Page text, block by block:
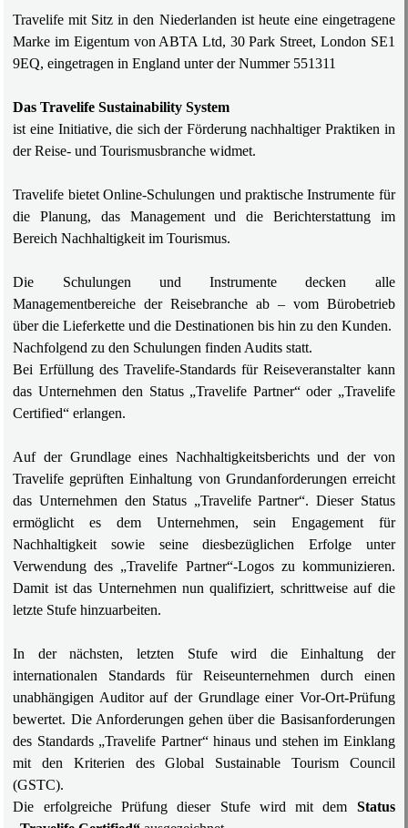
Travelife mit Sitz in den Niederlanden ist heute eine eingetragene
Marke im Eigentum von ABTA Ltd, 30 Park Street, London SE1
9EQ, eingetragen in England unter der Nummer 551311
Das Travelife Sustainability System
ist eine Initiative, die sich der Förderung nachhaltiger Praktiken in
der Reise- und Tourismusbranche widmet.
Travelife bietet Online-Schulungen und praktische Instrumente für
die Planung, das Management und die Berichterstattung im
Bereich Nachhaltigkeit im Tourismus.
Die Schulungen und Instrumente decken alle
Managementbereiche der Reisebranche ab – vom Bürobetrieb
über die Lieferkette und die Destinationen bis hin zu den Kunden.
Nachfolgend zu den Schulungen finden Audits statt.
Bei Erfüllung des Travelife-Standards für Reiseveranstalter kann
das Unternehmen den Status „Travelife Partner“ oder „Travelife
Certified“ erlangen.
Auf der Grundlage eines Nachhaltigkeitsberichts und der von
Travelife geprüften Einhaltung von Grundanforderungen erreicht
das Unternehmen den Status „Travelife Partner“. Dieser Status
ermöglicht es dem Unternehmen, sein Engagement für
Nachhaltigkeit sowie seine diesbezüglichen Erfolge unter
Verwendung des „Travelife Partner“-Logos zu kommunizieren.
Damit ist das Unternehmen nun qualifiziert, schrittweise auf die
letzte Stufe hinzuarbeiten.
In der nächsten, letzten Stufe wird die Einhaltung der
internationalen Standards für Reiseunternehmen durch einen
unabhängigen Auditor auf der Grundlage einer Vor-Ort-Prüfung
bewertet. Die Anforderungen gehen über die Basisanforderungen
des Standards „Travelife Partner“ hinaus und stehen im Einklang
mit den Kriterien des Global Sustainable Tourism Council
(GSTC).
Die erfolgreiche Prüfung dieser Stufe wird mit dem Status